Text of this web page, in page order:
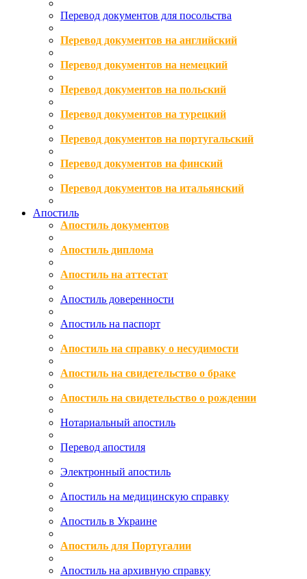
Перевод документов для посольства
Перевод документов на английский
Перевод документов на немецкий
Перевод документов на польский
Перевод документов на турецкий
Перевод документов на португальский
Перевод документов на финский
Перевод документов на итальянский
Апостиль
Апостиль документов
Апостиль диплома
Апостиль на аттестат
Апостиль доверенности
Апостиль на паспорт
Апостиль на справку о несудимости
Апостиль на свидетельство о браке
Апостиль на свидетельство о рождении
Нотариальный апостиль
Перевод апостиля
Электронный апостиль
Апостиль на медицинскую справку
Апостиль в Украине
Апостиль для Португалии
Апостиль на архивную справку